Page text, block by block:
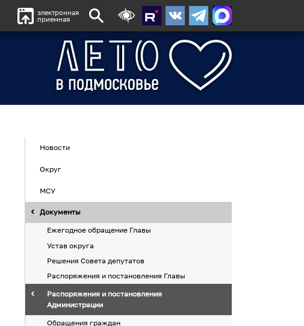
электронная
приемная
Новости
Округ
МСУ
Документы
Ежегодное обращение Главы
Устав округа
Решения Совета депутатов
Распоряжения и постановления Главы
Распоряжения и постановления
Администрации
Обращения граждан